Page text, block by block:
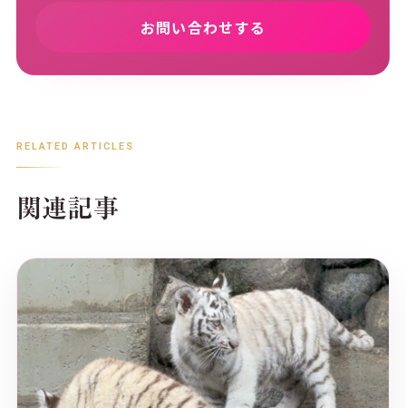
お問い合わせする
RELATED ARTICLES
関連記事